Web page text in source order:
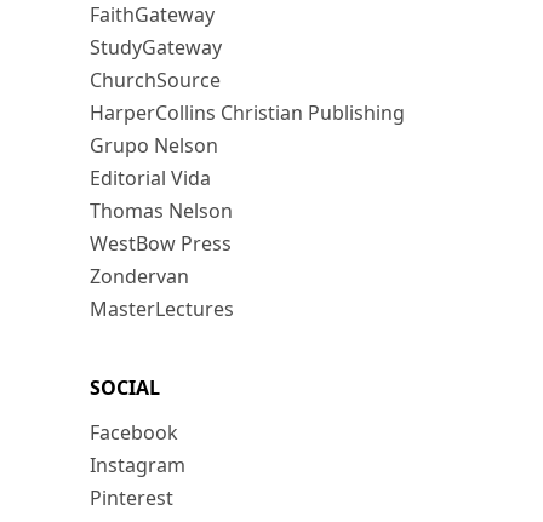
FaithGateway
StudyGateway
ChurchSource
HarperCollins Christian Publishing
Grupo Nelson
Editorial Vida
Thomas Nelson
WestBow Press
Zondervan
MasterLectures
SOCIAL
Facebook
Instagram
Pinterest